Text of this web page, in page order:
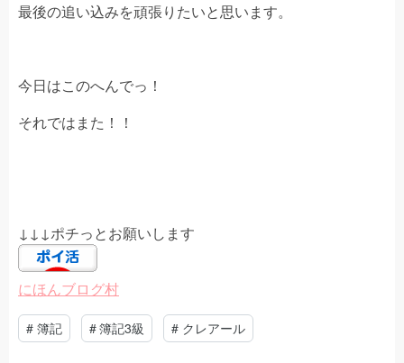
最後の追い込みを頑張りたいと思います。
今日はこのへんでっ！
それではまた！！
↓↓↓ポチっとお願いします
にほんブログ村
# 簿記 #簿記3級 # クレアール